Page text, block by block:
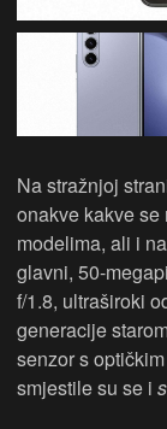
Na stražnjoj
onakve kakve
modelima, ali i
glavni, 50-
f/1.8, ultraširoki
generacije
senzor s
smjestile su se i